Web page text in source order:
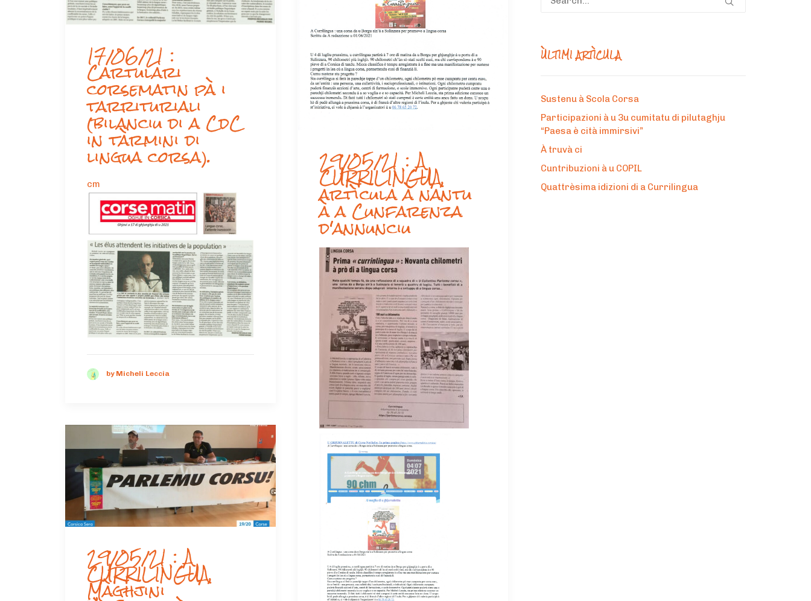
17/06/21 :
Cartulari
corsematin pà i
tarrituriali
(bilanciu di a CdC
in tàrmini di
lingua corsa).
cm
by Micheli Leccia
29/05/21 : A
CURRILINGUA,
artìcula à nantu
à a Cunfarenza
d'annunciu
29/05/21 : A
CURRILINGUA,
Màghjini
ÙLTIMI ARTÌCULA
Sustenu à Scola Corsa
Participazioni à u 3u cumitatu di pilutaghju
“Paesa è cità immirsivi”
À truvà ci
Cuntribuzioni à u COPIL
Quattrèsima idizioni di a Currilingua